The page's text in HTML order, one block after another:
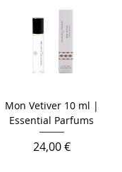
Mon Vetiver 10 ml |
Essential Parfums
Prix
24,00 €